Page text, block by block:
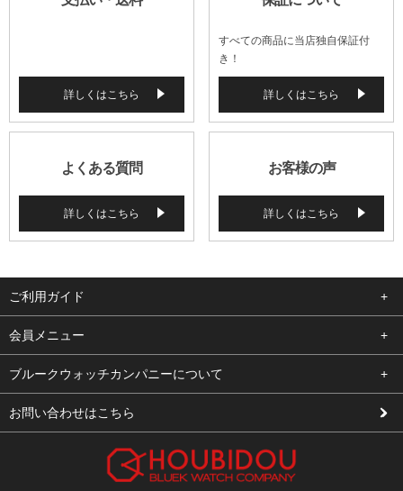
詳しくはこちら
すべての商品に当店独自保証付
き！
詳しくはこちら
よくある質問
詳しくはこちら
お客様の声
詳しくはこちら
ご利用ガイド
よくある質問
支払い・送料
修理依頼
会員メニュー
ログイン
お気に入り
ブルークウォッチカンパニーについて
会社概要
お問い合わせはこちら